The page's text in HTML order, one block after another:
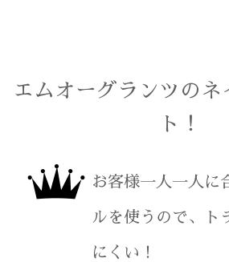
エムオーグランツのネ
ト！
お客様一人一人に
ルを使うので、ト
にくい！